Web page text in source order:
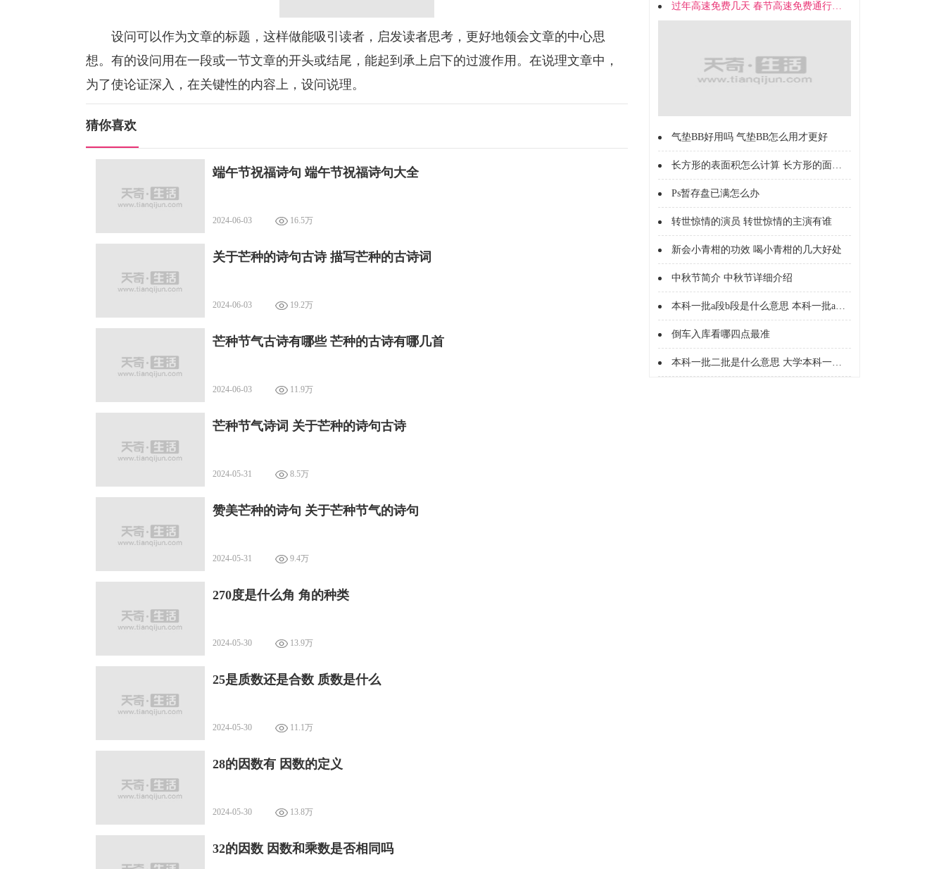
设问可以作为文章的标题，这样做能吸引读者，启发读者思考，更好地领会文章的中心思
想。有的设问用在一段或一节文章的开头或结尾，能起到承上启下的过渡作用。在说理文章中，
为了使论证深入，在关键性的内容上，设问说理。
猜你喜欢
端午节祝福诗句 端午节祝福诗句大全
2024-06-03 16.5万
关于芒种的诗句古诗 描写芒种的古诗词
2024-06-03 19.2万
芒种节气古诗有哪些 芒种的古诗有哪几首
2024-06-03 11.9万
芒种节气诗词 关于芒种的诗句古诗
2024-05-31 8.5万
赞美芒种的诗句 关于芒种节气的诗句
2024-05-31 9.4万
270度是什么角 角的种类
2024-05-30 13.9万
25是质数还是合数 质数是什么
2024-05-30 11.1万
28的因数有 因数的定义
2024-05-30 13.8万
32的因数 因数和乘数是否相同吗
过年高速免费几天 春节高速免费通行时间
气垫BB好用吗 气垫BB怎么用才更好
长方形的表面积怎么计算 长方形的面积怎么计算的
Ps暂存盘已满怎么办
转世惊情的演员 转世惊情的主演有谁
新会小青柑的功效 喝小青柑的几大好处
中秋节简介 中秋节详细介绍
本科一批a段b段是什么意思 本科一批a段b段什么意思
倒车入库看哪四点最准
本科一批二批是什么意思 大学本科一批二批是什么意思